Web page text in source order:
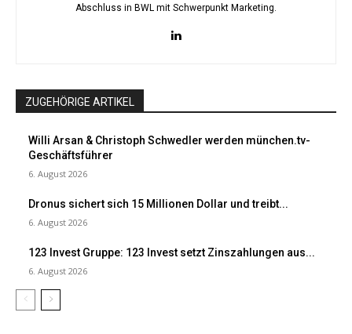
Abschluss in BWL mit Schwerpunkt Marketing.
ZUGEHÖRIGE ARTIKEL
Willi Arsan & Christoph Schwedler werden münchen.tv-
Geschäftsführer
6. August 2026
Dronus sichert sich 15 Millionen Dollar und treibt...
6. August 2026
123 Invest Gruppe: 123 Invest setzt Zinszahlungen aus...
6. August 2026